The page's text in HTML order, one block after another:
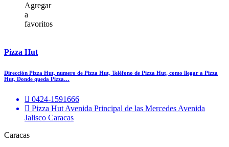
Agregar
a
favoritos
Pizza Hut
Dirección Pizza Hut, numero de Pizza Hut, Teléfono de Pizza Hut, como llegar a Pizza
Hut, Donde queda Pizza…
0424-1591666
Pizza Hut Avenida Principal de las Mercedes Avenida
Jalisco Caracas
Caracas